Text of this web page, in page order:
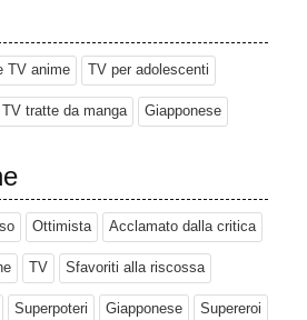
TV anime TV per adolescenti
tratte da manga Giapponese
Ottimista Acclamato dalla critica
TV Sfavoriti alla riscossa
Superpoteri Giapponese Supereroi